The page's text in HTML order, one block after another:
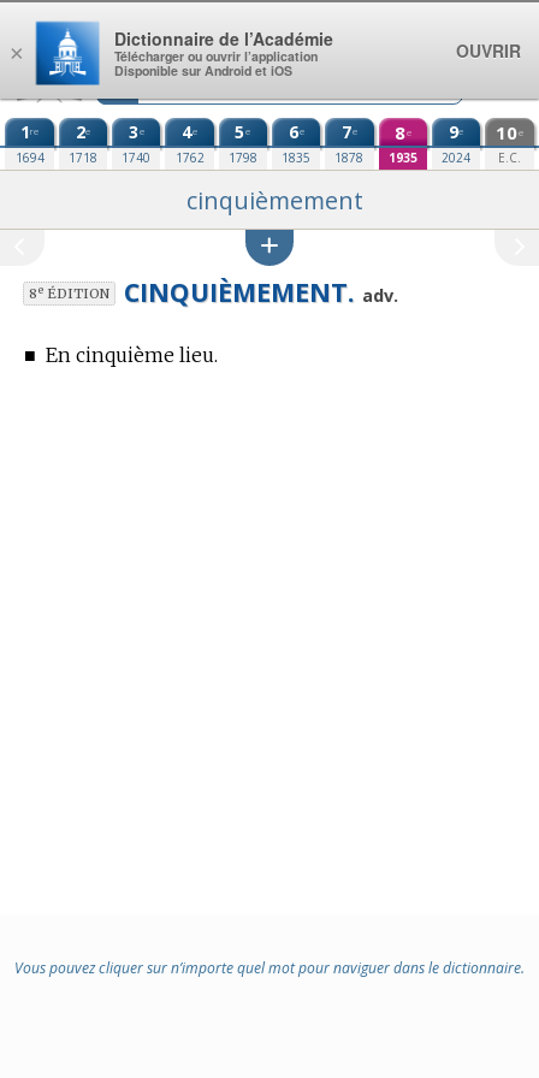
Aller au contenu
1re
1694
2e
1718
3e
1740
4e
1762
5e
1798
6e
1835
7e
1878
8e
1935
9e
2024
10e
E.C.
cinquièmement
8eÉDITION CINQUIÈMEMENT. adv.
■ En cinquième lieu.
Vous pouvez cliquer sur n’importe quel mot pour naviguer dans le dictionnaire.
×
Dictionnaire de l’Académie
Télécharger ou ouvrir l’application
Disponible sur Android et iOS
OUVRIR